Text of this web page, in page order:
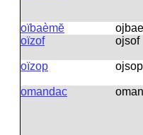
oïbaèmĕ
oïzof
ojsof
oïzop
ojsop
omandac